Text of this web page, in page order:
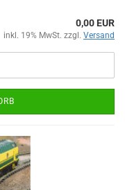
0,00 EUR
inkl. 19% MwSt. zzgl. Versand